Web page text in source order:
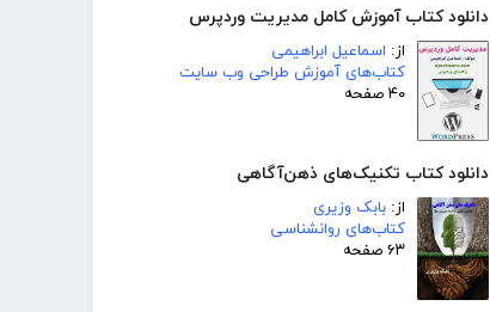
دانلود کتاب آموزش کامل مدیریت وردپرس
از: اسماعیل ابراهیمی
کتاب‌های آموزش طراحی وب سایت
۴۰ صفحه
دانلود کتاب تکنیک‌های ذهن‌آگاهی
از: بابک وزیری
کتاب‌های روانشناسی
۶۳ صفحه